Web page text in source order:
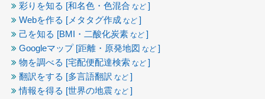
彩りを知る [和名色・色混合 など ]
Webを作る [メタタグ作成 など ]
己を知る [BMI・二酸化炭素 など ]
Googleマップ [距離・原発地図 など ]
物を調べる [宅配便配達検索 など ]
翻訳をする [多言語翻訳 など ]
情報を得る [世界の地震 など ]